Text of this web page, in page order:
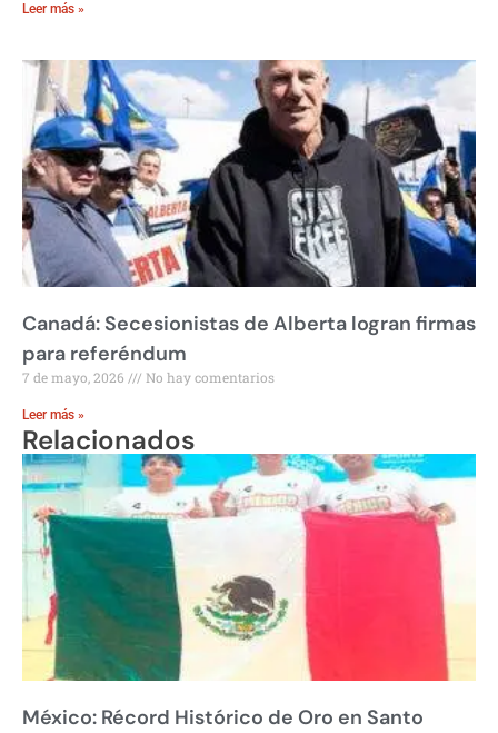
Leer más »
Canadá: Secesionistas de Alberta logran firmas
para referéndum
7 de mayo, 2026 No hay comentarios
Leer más »
Relacionados
México: Récord Histórico de Oro en Santo